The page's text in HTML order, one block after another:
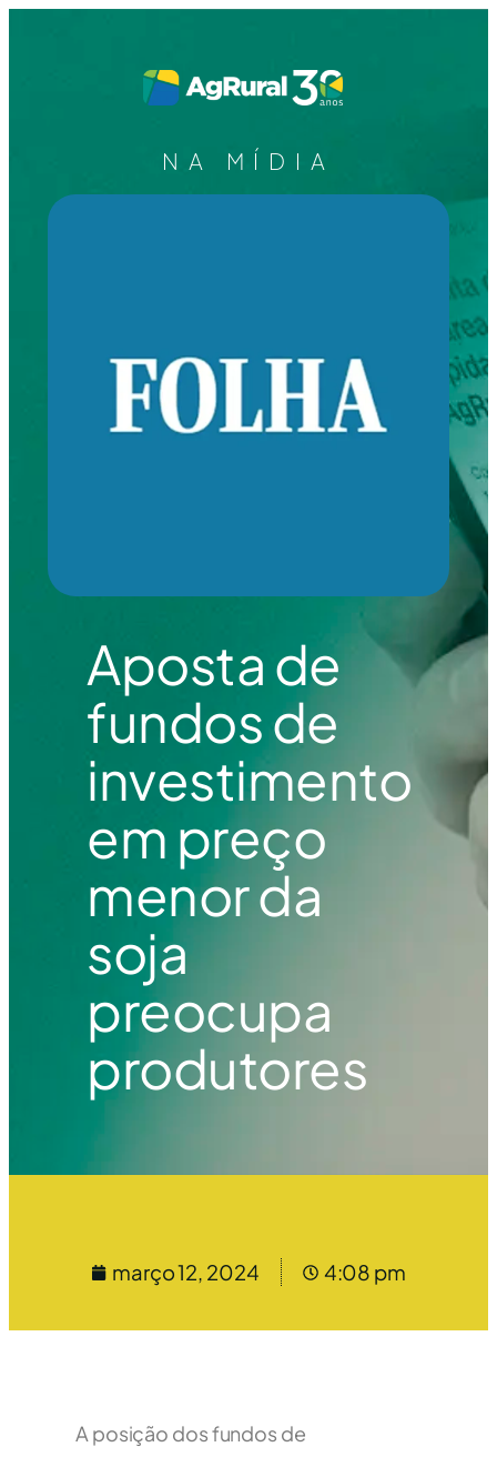
NA MÍDIA
Aposta de
fundos de
investimento
em preço
menor da
soja
preocupa
produtores
março 12, 2024 4:08 pm
A posição dos fundos de